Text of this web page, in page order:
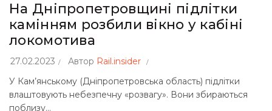
На Дніпропетровщині підлітки
камінням розбили вікно у кабіні
локомотива
27.02.2023 Автор Rail.insider
У Кам’янському (Дніпропетровська область) підлітки
влаштовують небезпечну «розвагу». Вони збираються
поблизу...